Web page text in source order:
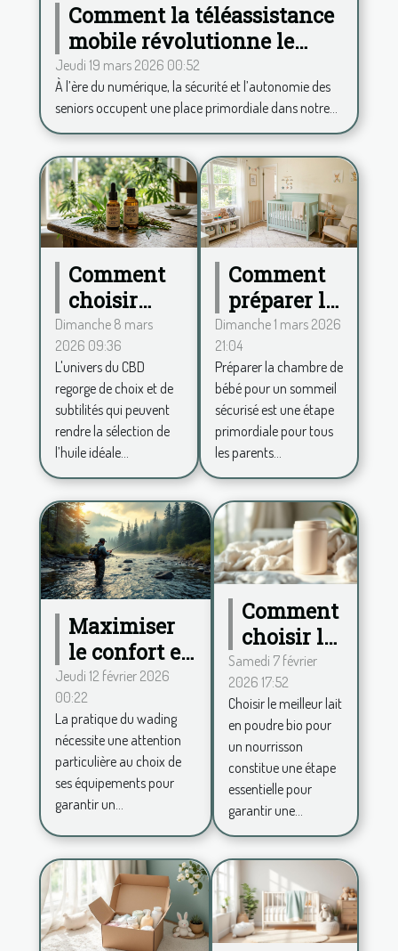
Comment la téléassistance
mobile révolutionne le
quotidien des seniors ?
Jeudi 19 mars 2026 00:52
À l’ère du numérique, la sécurité et l’autonomie des
seniors occupent une place primordiale dans notre...
Comment
choisir
entre
spectre
complet et
large pour
votre huile
de CBD ?
Dimanche 8 mars
2026 09:36
L'univers du CBD
regorge de choix et de
subtilités qui peuvent
rendre la sélection de
l’huile idéale...
Comment
préparer la
chambre
de bébé
pour un
sommeil
sécurisé ?
Dimanche 1 mars 2026
21:04
Préparer la chambre de
bébé pour un sommeil
sécurisé est une étape
primordiale pour tous
les parents...
Maximiser
le confort en
wading :
conseils
pour choisir
ses
équipements
Jeudi 12 février 2026
00:22
La pratique du wading
nécessite une attention
particulière au choix de
ses équipements pour
garantir un...
Comment
choisir le
meilleur
lait en
poudre
bio pour
votre
bébé?
Samedi 7 février
2026 17:52
Choisir le meilleur lait
en poudre bio pour
un nourrisson
constitue une étape
essentielle pour
garantir une...